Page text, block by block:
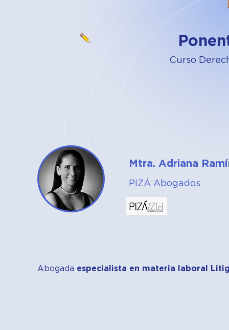
Curso
Mtra. Adriana
PIZÁ Abogados
Abogada especialista en materia laboral